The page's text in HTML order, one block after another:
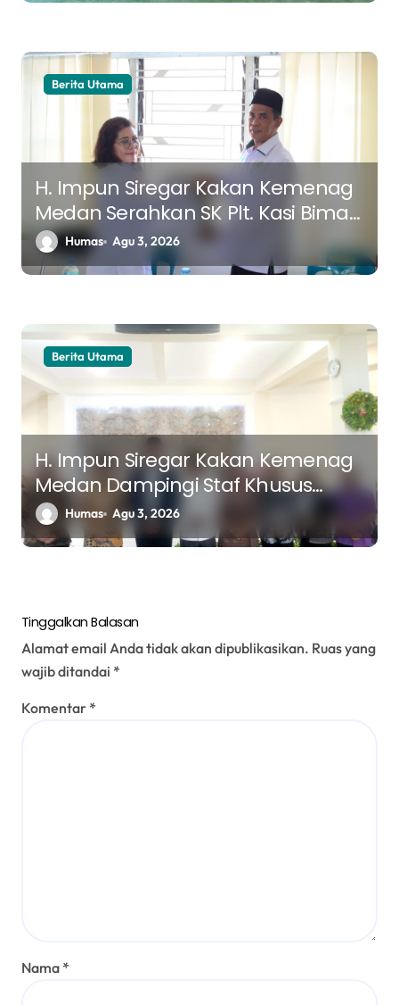
Berita Utama
H. Impun Siregar Kakan Kemenag
Medan Serahkan SK Plt. Kasi Bimas
Kristen, Tekankan Keberlanjutan
Program dan Sinergi Pelayanan
Humas Agu 3, 2026
Berita Utama
H. Impun Siregar Kakan Kemenag
Medan Dampingi Staf Khusus
Menteri Agama Kunjungi Chapel
Oikumene USU dan Gereja GPT
Humas Agu 3, 2026
Tinggalkan Balasan
Alamat email Anda tidak akan dipublikasikan. Ruas yang
wajib ditandai *
Komentar *
Nama *